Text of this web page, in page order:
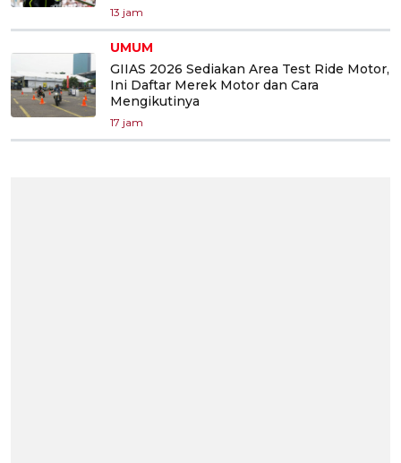
13 jam
UMUM
GIIAS 2026 Sediakan Area Test Ride Motor,
Ini Daftar Merek Motor dan Cara
Mengikutinya
17 jam